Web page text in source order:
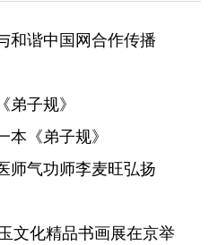
和谐中国网合作传播
子规》
本《弟子规》
师气功师李麦旺弘扬
文化精品书画展在京举